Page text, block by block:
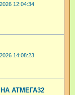
12:04:34
14:08:23
АТМЕГА32